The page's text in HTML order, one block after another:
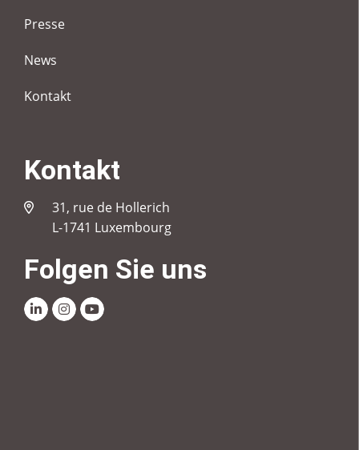
Presse
News
Kontakt
Kontakt
31, rue de Hollerich
L-1741 Luxembourg
Folgen Sie uns
LinkedinInstagram
Youtube